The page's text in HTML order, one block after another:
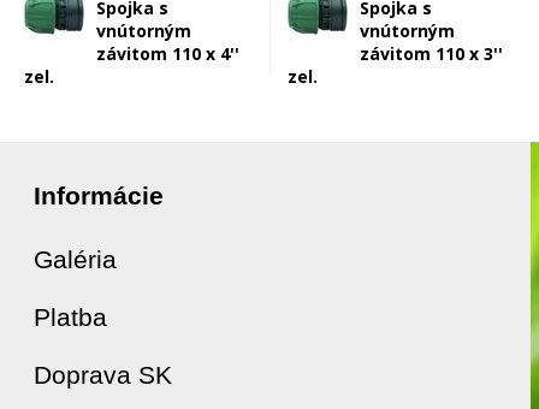
Spojka s
vnútorným
závitom 110 x 4''
zel.
Spojka s
vnútorným
závitom 110 x 3''
zel.
Informácie
Galéria
Platba
Doprava SK